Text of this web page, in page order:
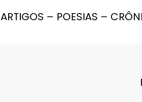
ARTIGOS – POESIAS –